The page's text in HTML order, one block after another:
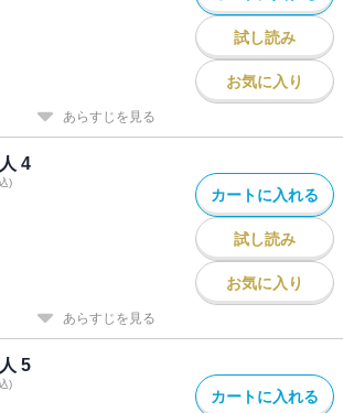
試し読み
お気に入り
あらすじを見る
4
)
カートに入れる
試し読み
お気に入り
あらすじを見る
5
)
カートに入れる